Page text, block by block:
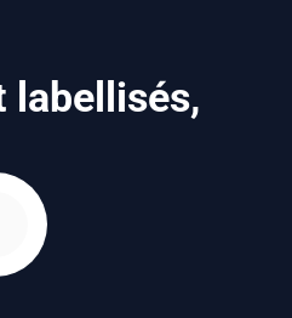
labellisés,